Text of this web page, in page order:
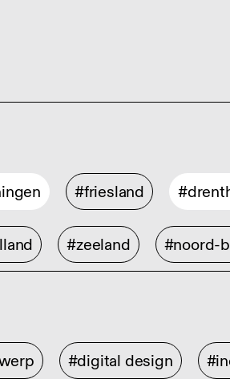
#friesland
#zeeland #noord-
#digital design